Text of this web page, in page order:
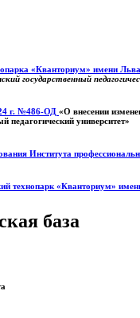
«Кванториум» имени
государственный
г. №486-ОД «О внесении
педагогический университет»
Института
технопарк «Кванториум»
база